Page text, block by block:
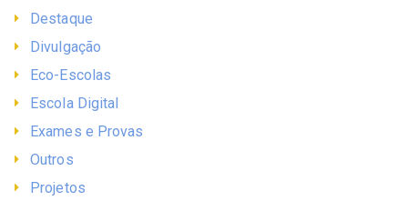
Destaque
Divulgação
Eco-Escolas
Escola Digital
Exames e Provas
Outros
Projetos